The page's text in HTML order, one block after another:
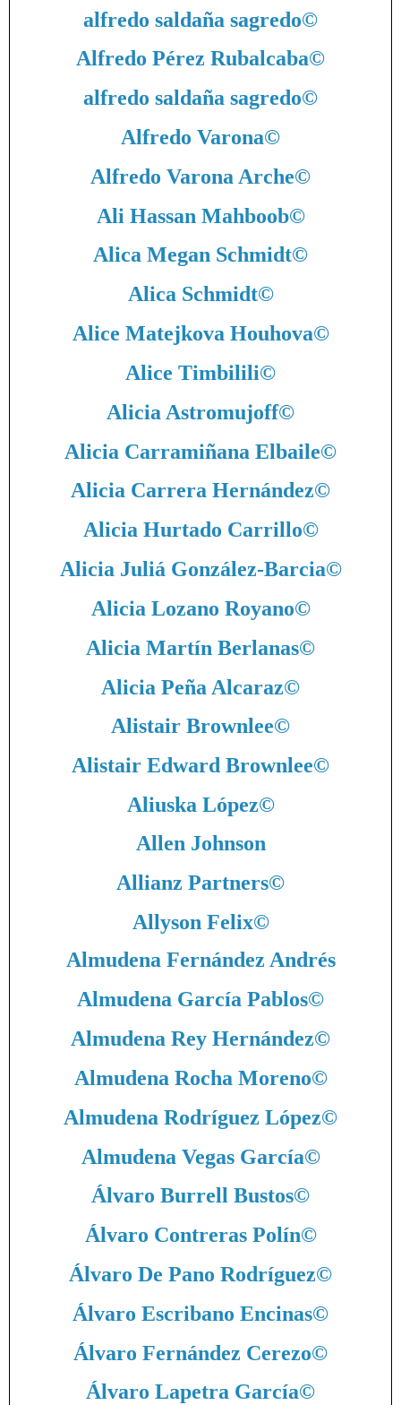
alfredo saldaña sagredo©
Alfredo Pérez Rubalcaba©
alfredo saldaña sagredo©
Alfredo Varona©
Alfredo Varona Arche©
Ali Hassan Mahboob©
Alica Megan Schmidt©
Alica Schmidt©
Alice Matejkova Houhova©
Alice Timbilili©
Alicia Astromujoff©
Alicia Carramiñana Elbaile©
Alicia Carrera Hernández©
Alicia Hurtado Carrillo©
Alicia Juliá González-Barcia©
Alicia Lozano Royano©
Alicia Martín Berlanas©
Alicia Peña Alcaraz©
Alistair Brownlee©
Alistair Edward Brownlee©
Aliuska López©
Allen Johnson
Allianz Partners©
Allyson Felix©
Almudena Fernández Andrés
Almudena García Pablos©
Almudena Rey Hernández©
Almudena Rocha Moreno©
Almudena Rodríguez López©
Almudena Vegas García©
Álvaro Burrell Bustos©
Álvaro Contreras Polín©
Álvaro De Pano Rodríguez©
Álvaro Escribano Encinas©
Álvaro Fernández Cerezo©
Álvaro Lapetra García©